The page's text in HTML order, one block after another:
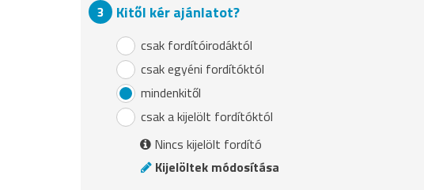
Kitől kér ajánlatot?
csak fordítóirodáktól
csak egyéni fordítóktól
mindenkitől
csak a kijelölt fordítóktól
Nincs kijelölt fordító
Kijelöltek módosítása